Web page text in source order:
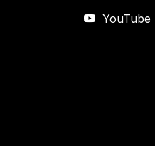
YouTube